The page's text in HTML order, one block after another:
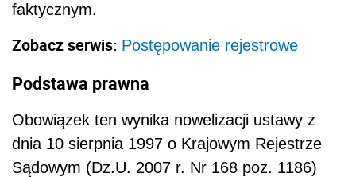
faktycznym.
Zobacz serwis: Postępowanie rejestrowe
Podstawa prawna
Obowiązek ten wynika nowelizacji ustawy z
dnia 10 sierpnia 1997 o Krajowym Rejestrze
Sądowym (Dz.U. 2007 r. Nr 168 poz. 1186)